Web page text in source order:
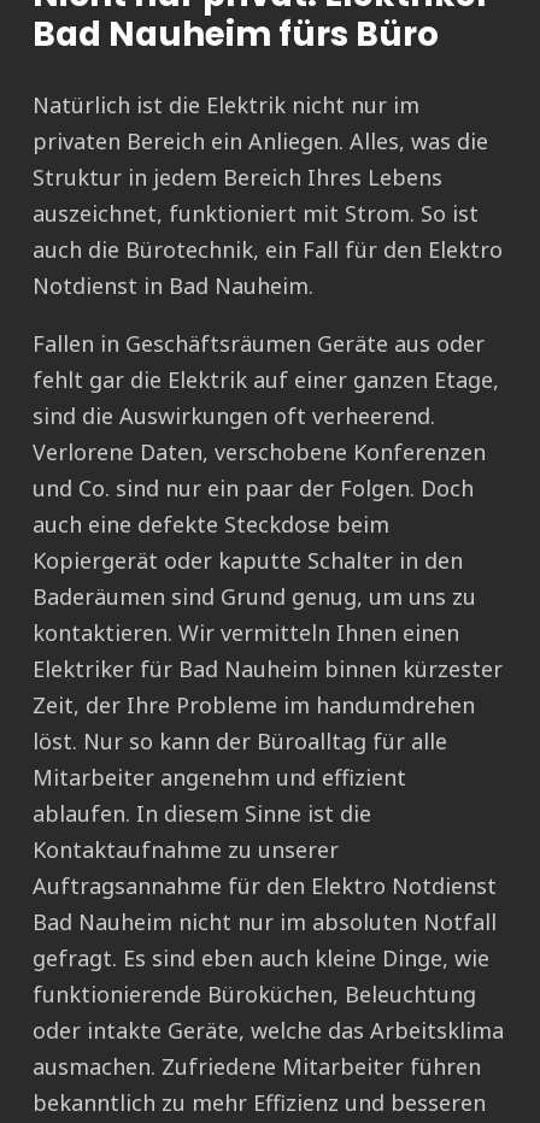
Bad Nauheim fürs Büro
Natürlich ist die Elektrik nicht nur im
privaten Bereich ein Anliegen. Alles, was die
Struktur in jedem Bereich Ihres Lebens
auszeichnet, funktioniert mit Strom. So ist
auch die Bürotechnik, ein Fall für den Elektro
Notdienst in Bad Nauheim.
Fallen in Geschäftsräumen Geräte aus oder
fehlt gar die Elektrik auf einer ganzen Etage,
sind die Auswirkungen oft verheerend.
Verlorene Daten, verschobene Konferenzen
und Co. sind nur ein paar der Folgen. Doch
auch eine defekte Steckdose beim
Kopiergerät oder kaputte Schalter in den
Baderäumen sind Grund genug, um uns zu
kontaktieren. Wir vermitteln Ihnen einen
Elektriker für Bad Nauheim binnen kürzester
Zeit, der Ihre Probleme im handumdrehen
löst. Nur so kann der Büroalltag für alle
Mitarbeiter angenehm und effizient
ablaufen. In diesem Sinne ist die
Kontaktaufnahme zu unserer
Auftragsannahme für den Elektro Notdienst
Bad Nauheim nicht nur im absoluten Notfall
gefragt. Es sind eben auch kleine Dinge, wie
funktionierende Büroküchen, Beleuchtung
oder intakte Geräte, welche das Arbeitsklima
ausmachen. Zufriedene Mitarbeiter führen
bekanntlich zu mehr Effizienz und besseren